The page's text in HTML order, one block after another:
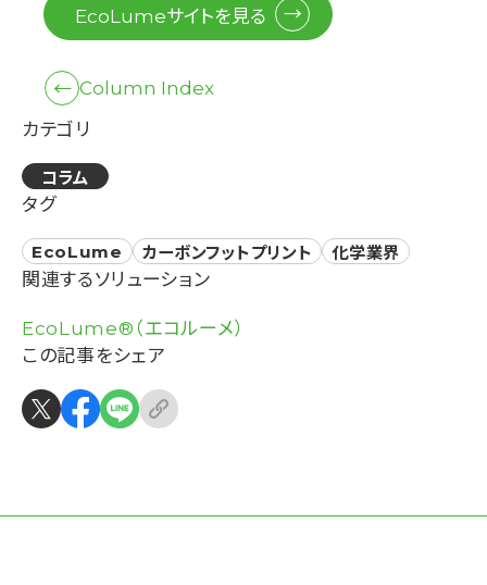
会社概要
BIPROGYのESG
EcoLumeサイトを見る
Column Index
カテゴリ
コラム
タグ
EcoLume カーボンフットプリント 化学業界
関連するソリューション
EcoLume®（エコルーメ）
この記事をシェア